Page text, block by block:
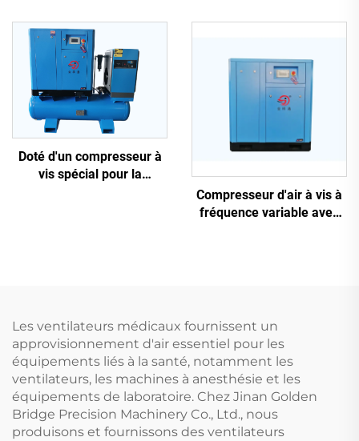
triphasée
pour spa et bassin
Doté d'un compresseur à
vis spécial pour la
Compresseur d'air à vis à
fréquence variable avec
Les ventilateurs médicaux fournissent un
approvisionnement d'air essentiel pour les
équipements liés à la santé, notamment les
ventilateurs, les machines à anesthésie et les
équipements de laboratoire. Chez Jinan Golden
Bridge Precision Machinery Co., Ltd., nous
produisons et fournissons des ventilateurs